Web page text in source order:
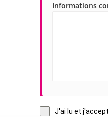
Informations
J'ai lu et